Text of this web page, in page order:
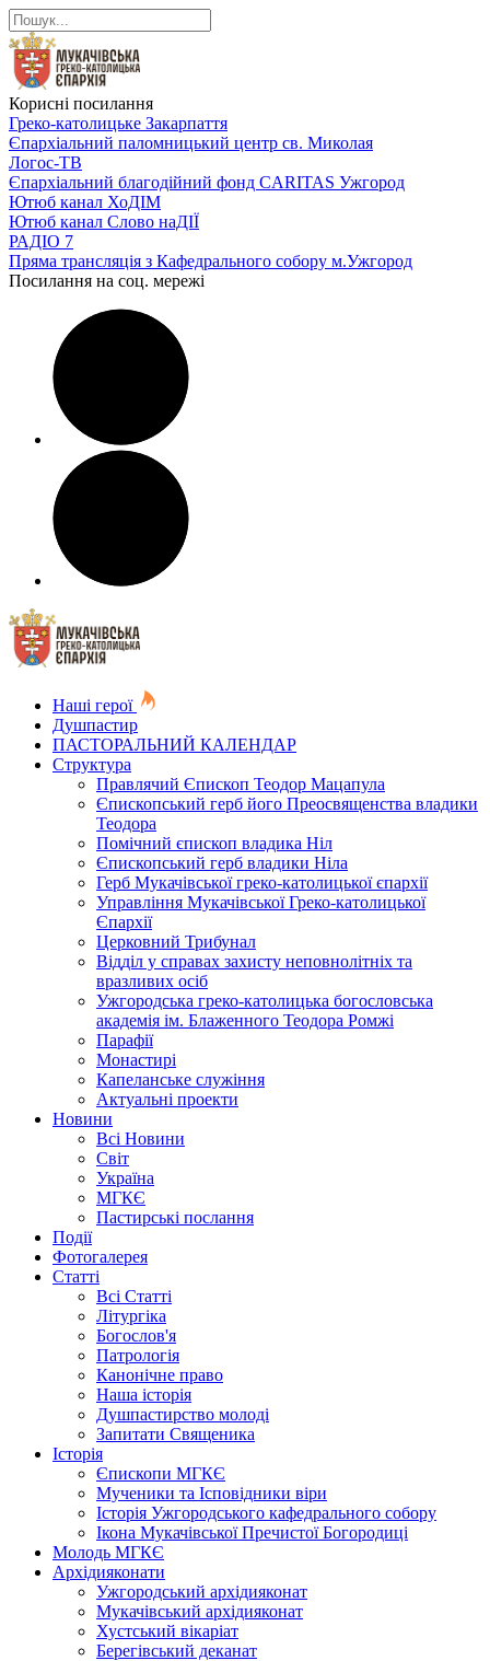
Корисні посилання
Греко-католицьке Закарпаття
Єпархіальний паломницький центр св. Миколая
Логос-ТВ
Єпархіальний благодійний фонд CARITAS Ужгород
Ютюб канал ХоДІМ
Ютюб канал Слово наДІЇ
РАДІО 7
Пряма трансляція з Кафедрального собору м.Ужгород
Посилання на соц. мережі
Наші герої
Душпастир
ПАСТОРАЛЬНИЙ КАЛЕНДАР
Структура
Правлячий Єпископ Теодор Мацапула
Єпископський герб його Преосвященства владики
Теодора
Помічний єпископ владика Ніл
Єпископський герб владики Ніла
Герб Мукачівської греко-католицької єпархії
Управління Мукачівської Греко-католицької
Єпархії
Церковний Трибунал
Відділ у справах захисту неповнолітніх та
вразливих осіб
Ужгородська греко-католицька богословська
академія ім. Блаженного Теодора Ромжі
Парафії
Монастирі
Капеланське служіння
Актуальні проекти
Новини
Всі Новини
Світ
Україна
МГКЄ
Пастирські послання
Події
Фотогалерея
Статті
Всі Статті
Літургіка
Богослов'я
Патрологія
Канонічне право
Наша історія
Душпастирство молоді
Запитати Священика
Історія
Єпископи МГКЄ
Мученики та Ісповідники віри
Історія Ужгородського кафедрального собору
Ікона Мукачівської Пречистої Богородиці
Молодь МГКЄ
Архідияконати
Ужгородський архідияконат
Мукачівський архідияконат
Хустський вікаріат
Берегівський деканат